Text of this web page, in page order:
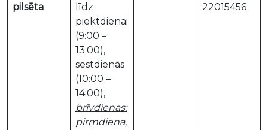
pilsēta
līdz
piektdienai
(9:00 –
13:00),
sestdienās
(10:00 –
14:00),
brīvdienas:
pirmdiena,
22015456